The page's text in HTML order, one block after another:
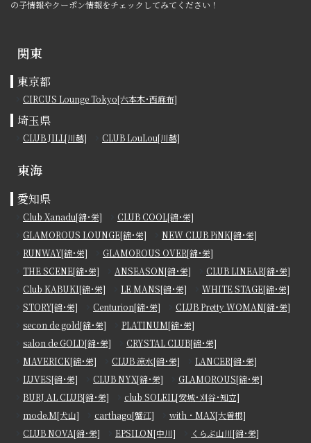
の子情報やクーポン情報をチェックしてみてください！
関東
東京都
CIRCUS Lounge Tokyo[六本木･西麻布]
埼玉県
CLUB JILL[川越] CLUB LouLou[川越]
東海
愛知県
Club Xanadu[錦･栄]
CLUB COOL[錦･栄]
GLAMOROUS LOUNGE[錦･栄]
NEW CLUB PiNK[錦･栄]
RUNWAY[錦･栄]
GLAMOROUS OVER[錦･栄]
THE SCENE[錦･栄]
ANSEASON[錦･栄]
CLUB LINEAR[錦･栄]
Club KABUKI[錦･栄]
LE MANS[錦･栄]
WHITE STAGE[錦･栄]
STORY[錦･栄]
Centurion[錦･栄]
CLUB Pretty WOMAN[錦･栄]
secon de gold[錦･栄]
PLATINUM[錦･栄]
salon de GOLD[錦･栄]
CRYSTAL CLUB[錦･栄]
MAVERICK[錦･栄]
CLUB 涼水[錦･栄]
LANCER[錦･栄]
LUVES[錦･栄]
CLUB NYX[錦･栄]
GLAMOROUS[錦･栄]
BURJ AL CLUB[錦･栄]
club SOLEIL[安城･刈谷･知立]
mode.M[犬山]
carthago[蟹江]
with・MAX[大曽根]
CLUB NOVA[錦･栄]
EPSILON[中川]
くらぶ山川[錦･栄]